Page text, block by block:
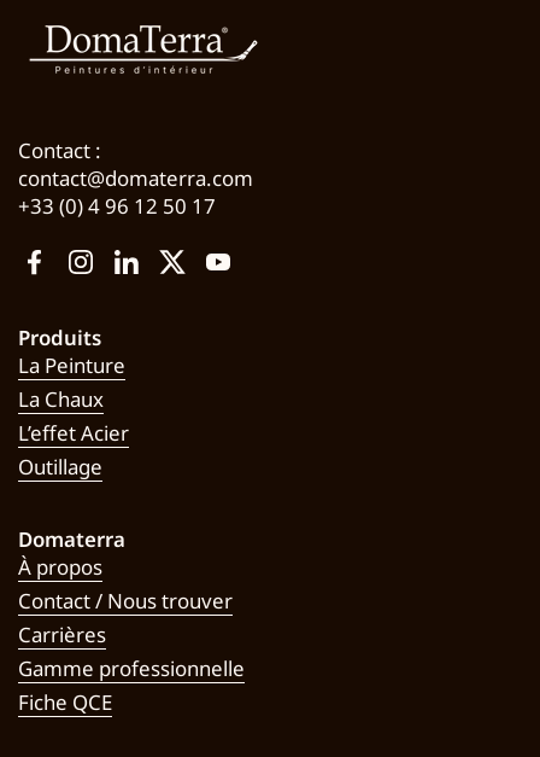
Contact :
contact@domaterra.com
+33 (0) 4 96 12 50 17
FacebookInstagram
LinkedIn
TwitterYouTube
Produits
La Peinture
La Chaux
L’effet Acier
Outillage
Domaterra
À propos
Contact / Nous trouver
Carrières
Gamme professionnelle
Fiche QCE